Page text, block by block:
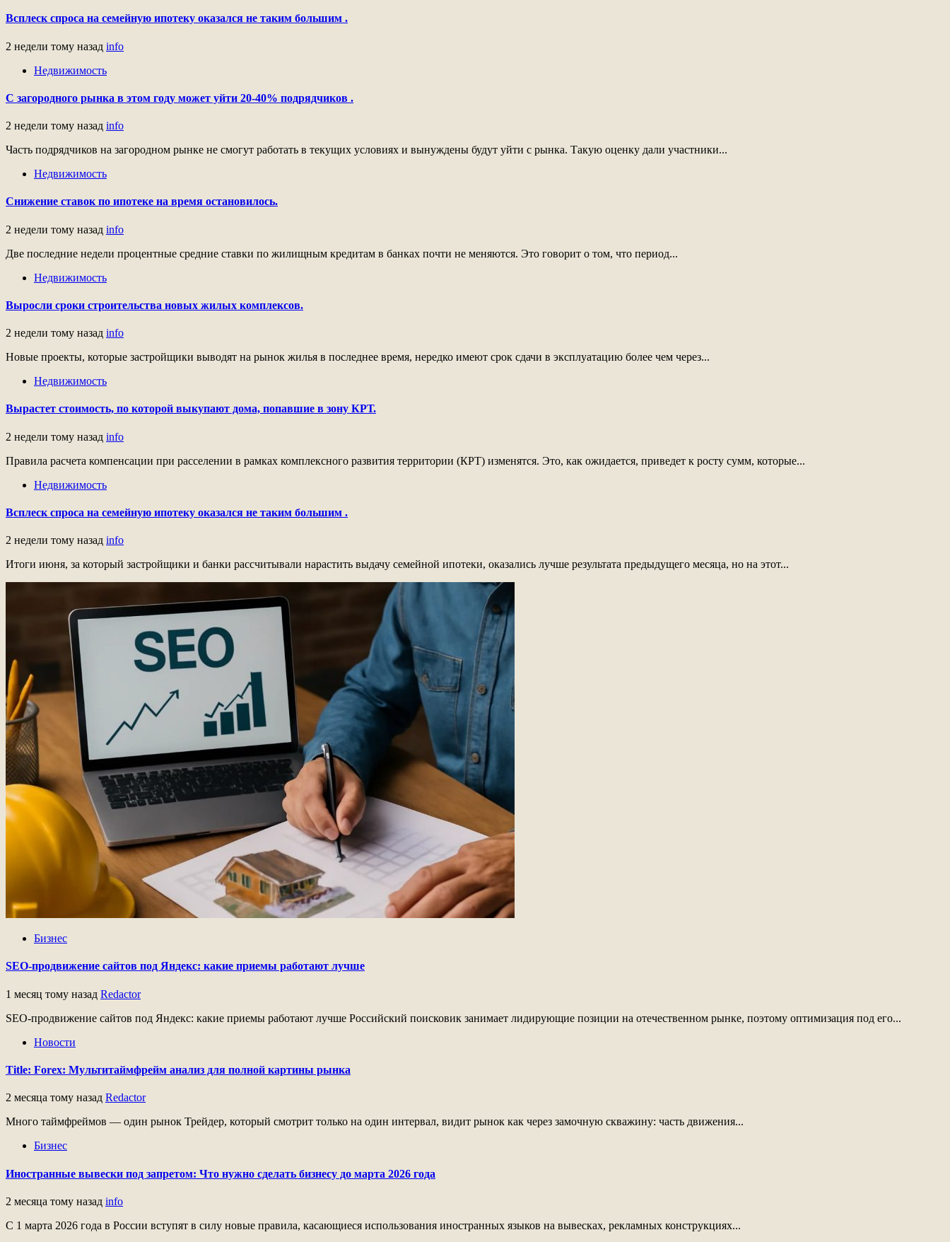
Всплеск спроса на семейную ипотеку оказался не таким большим .
2 недели тому назад info
Недвижимость
С загородного рынка в этом году может уйти 20-40% подрядчиков .
2 недели тому назад info
Часть подрядчиков на загородном рынке не смогут работать в текущих условиях и вынуждены будут уйти с рынка. Такую оценку дали участники...
Недвижимость
Снижение ставок по ипотеке на время остановилось.
2 недели тому назад info
Две последние недели процентные средние ставки по жилищным кредитам в банках почти не меняются. Это говорит о том, что период...
Недвижимость
Выросли сроки строительства новых жилых комплексов.
2 недели тому назад info
Новые проекты, которые застройщики выводят на рынок жилья в последнее время, нередко имеют срок сдачи в эксплуатацию более чем через...
Недвижимость
Вырастет стоимость, по которой выкупают дома, попавшие в зону КРТ.
2 недели тому назад info
Правила расчета компенсации при расселении в рамках комплексного развития территории (КРТ) изменятся. Это, как ожидается, приведет к росту сумм, которые...
Недвижимость
Всплеск спроса на семейную ипотеку оказался не таким большим .
2 недели тому назад info
Итоги июня, за который застройщики и банки рассчитывали нарастить выдачу семейной ипотеки, оказались лучше результата предыдущего месяца, но на этот...
Бизнес
SEO-продвижение сайтов под Яндекс: какие приемы работают лучше
1 месяц тому назад Redactor
SEO-продвижение сайтов под Яндекс: какие приемы работают лучше Российский поисковик занимает лидирующие позиции на отечественном рынке, поэтому оптимизация под его...
Новости
Title: Forex: Мультитаймфрейм анализ для полной картины рынка
2 месяца тому назад Redactor
Много таймфреймов — один рынок Трейдер, который смотрит только на один интервал, видит рынок как через замочную скважину: часть движения...
Бизнес
Иностранные вывески под запретом: Что нужно сделать бизнесу до марта 2026 года
2 месяца тому назад info
С 1 марта 2026 года в России вступят в силу новые правила, касающиеся использования иностранных языков на вывесках, рекламных конструкциях...